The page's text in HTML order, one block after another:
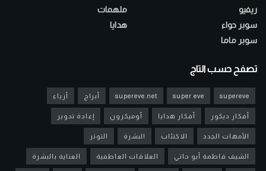
ريفيو
سوبر حواء
سوبر ماما
ملهمات
هدايا
تصفح حسب التاج
supereve
super eve
supereve.net أبراج أزياء
أفكار ديكور أفكار هدايا أوميكرون إعادة تدوير
الأمهات الجدد الاكتئاب البشرة التوتر
الشيف فاطمة أبو حاتي العلاقات العاطفية العناية بالبشرة